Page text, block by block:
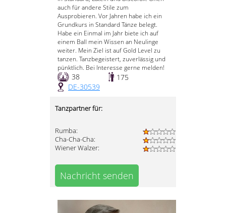
auch für andere Stile zum
Ausprobieren. Vor Jahren habe ich ein
Grundkurs in Standard Tänze belegt.
Habe ein Einmal im Jahr biete ich auf
einem Ball mein Wissen an Neulinge
weiter. Mein Ziel ist auf Gold Level zu
tanzen. Tanzbegeistert, zuverlässig und
pünktlich. Bei Interesse gerne melden!
38
175
DE-30539
Tanzpartner für:
Rumba:
Cha-Cha-Cha:
Wiener Walzer:
Nachricht senden